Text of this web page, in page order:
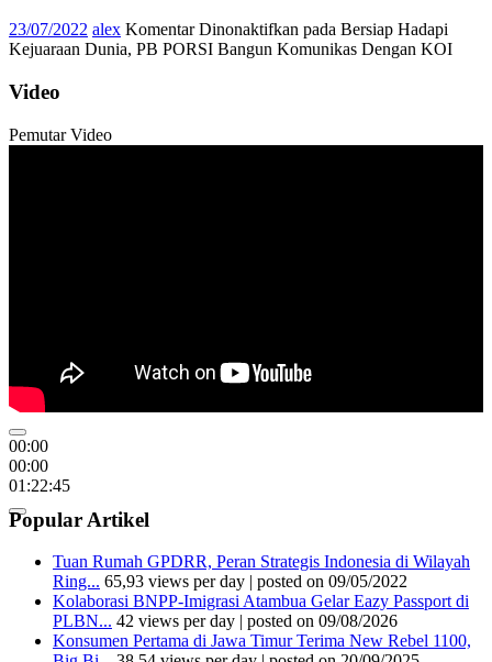
23/07/2022 alex Komentar Dinonaktifkan pada Bersiap Hadapi
Kejuaraan Dunia, PB PORSI Bangun Komunikas Dengan KOI
Video
Pemutar Video
00:00
00:00
01:22:45
Popular Artikel
Tuan Rumah GPDRR, Peran Strategis Indonesia di Wilayah
Ring... 65,93 views per day | posted on 09/05/2022
Kolaborasi BNPP-Imigrasi Atambua Gelar Eazy Passport di
PLBN... 42 views per day | posted on 09/08/2026
Konsumen Pertama di Jawa Timur Terima New Rebel 1100,